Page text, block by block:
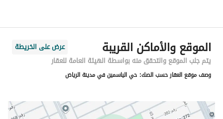
رقم المبنى
3775
الرقم الاضافي
8013
خط العرض
24.82817967471064
الموقع والأماكن القريبة
عرض على الخريطة
يتم جلب الموقع والتحقق منه بواسطة الهيئة العامة للعقار
وصف موقع العقار حسب الصك: حي الياسمين في مدينة الرياض